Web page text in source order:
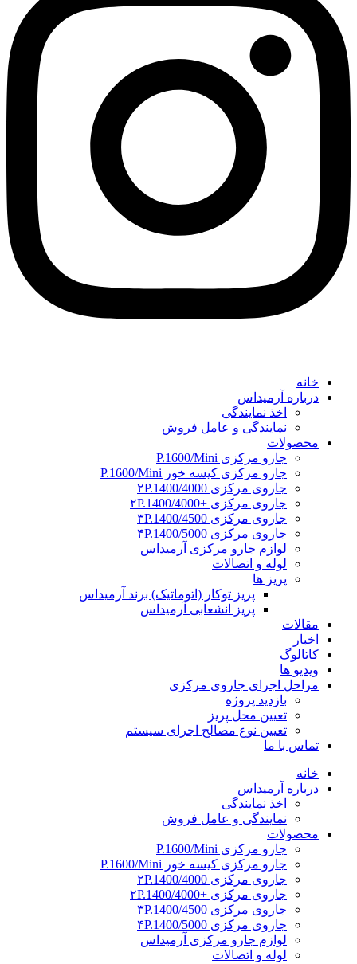
خانه
درباره آرمیداس
اخذ نمایندگی
نمایندگی و عامل فروش
محصولات
جارو مرکزی P.1600/Mini
جارو مرکزی کیسه خور P.1600/Mini
جاروی مرکزی ۲P.1400/4000
جاروی مرکزی +۲P.1400/4000
جاروی مرکزی ۳P.1400/4500
جاروی مرکزی ۴P.1400/5000
لوازم جارو مرکزی آرمیداس
لوله و اتصالات
پریز ها
پریز توکار (اتوماتیک) برند آرمیداس
پریز انشعابی آرمیداس
مقالات
اخبار
کاتالوگ
ویدیو ها
مراحل اجرای جاروی مرکزی
بازدید پروژه
تعیین محل پریز
تعیین نوع مصالح اجرای سیستم
تماس با ما
خانه
درباره آرمیداس
اخذ نمایندگی
نمایندگی و عامل فروش
محصولات
جارو مرکزی P.1600/Mini
جارو مرکزی کیسه خور P.1600/Mini
جاروی مرکزی ۲P.1400/4000
جاروی مرکزی +۲P.1400/4000
جاروی مرکزی ۳P.1400/4500
جاروی مرکزی ۴P.1400/5000
لوازم جارو مرکزی آرمیداس
لوله و اتصالات